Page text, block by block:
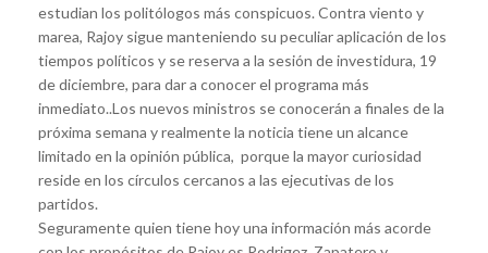
estudian los politólogos más conspicuos. Contra viento y
marea, Rajoy sigue manteniendo su peculiar aplicación de los
tiempos políticos y se reserva a la sesión de investidura, 19
de diciembre, para dar a conocer el programa más
inmediato..Los nuevos ministros se conocerán a finales de la
próxima semana y realmente la noticia tiene un alcance
limitado en la opinión pública, porque la mayor curiosidad
reside en los círculos cercanos a las ejecutivas de los
partidos.
Seguramente quien tiene hoy una información más acorde